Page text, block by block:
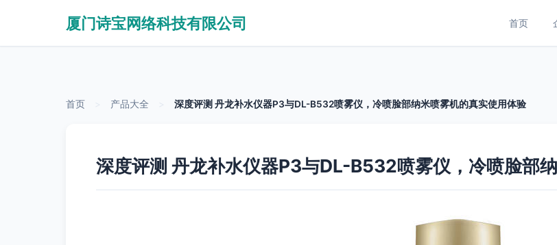
厦门诗宝网络科技有限公司 首页
首页 产品大全 深度评测 丹龙补水仪器P3与DL-B532喷雾仪，冷喷脸部纳米喷雾机的真实使用体验
深度评测 丹龙补水仪器P3与DL-B532喷雾仪，冷喷脸部